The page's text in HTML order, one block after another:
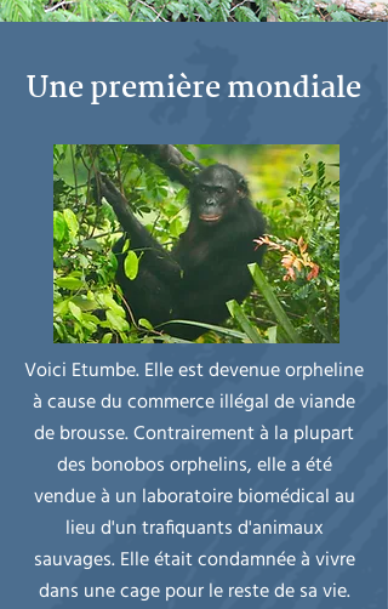
Une première mondiale
Voici Etumbe. Elle est devenue orpheline
à cause du commerce illégal de viande
de brousse. Contrairement à la plupart
des bonobos orphelins, elle a été
vendue à un laboratoire biomédical au
lieu d'un trafiquants d'animaux
sauvages. Elle était condamnée à vivre
dans une cage pour le reste de sa vie.